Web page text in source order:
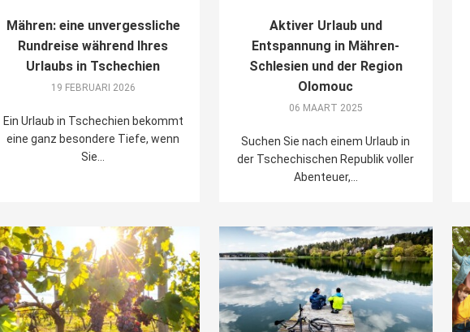
Mähren: eine unvergessliche
Rundreise während Ihres
Urlaubs in Tschechien
19 FEBRUARI 2026
Ein Urlaub in Tschechien bekommt
eine ganz besondere Tiefe, wenn
Sie...
Aktiver Urlaub und
Entspannung in Mähren-
Schlesien und der Region
Olomouc
06 MAART 2025
Suchen Sie nach einem Urlaub in
der Tschechischen Republik voller
Abenteuer,...